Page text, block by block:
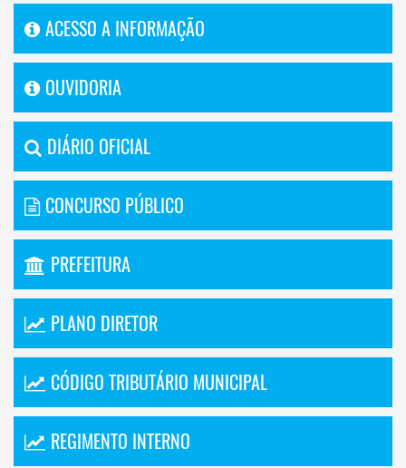
ACESSO A INFORMAÇÃO
OUVIDORIA
DIÁRIO OFICIAL
CONCURSO PÚBLICO
PREFEITURA
PLANO DIRETOR
CÓDIGO TRIBUTÁRIO MUNICIPAL
REGIMENTO INTERNO